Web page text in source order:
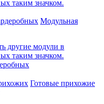
таким значком.
Модульная
другие модули в
таким значком.
Готовые прихожие